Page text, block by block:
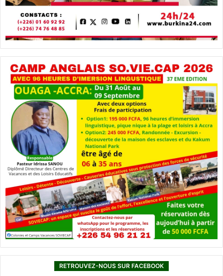
RETROUVEZ-NOUS SUR FACEBOOK